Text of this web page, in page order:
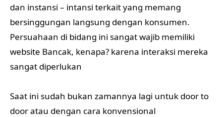
dan instansi – intansi terkait yang memang
bersinggungan langsung dengan konsumen.
Persuahaan di bidang ini sangat wajib memiliki
website Bancak, kenapa? karena interaksi mereka
sangat diperlukan
Saat ini sudah bukan zamannya lagi untuk door to
door atau dengan cara konvensional